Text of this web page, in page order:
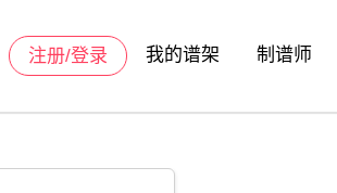
注册/登录 我的谱架 制谱师